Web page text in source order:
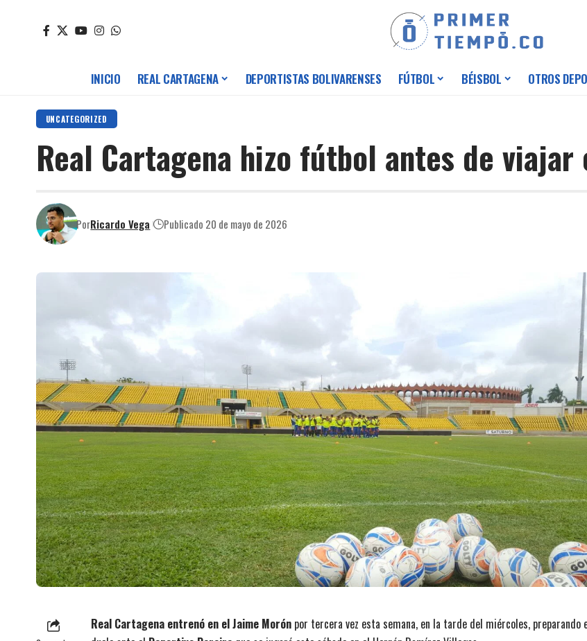
INICIO REAL CARTAGENA DEPORTISTAS BOLIVARENSES FÚTBOL BÉISBOL OTROS
UNCATEGORIZED
Real Cartagena hizo fútbol antes de
PorRicardo Vega Publicado 20 de mayo de 2026
Real Cartagena entrenó en el Jaime Morón por tercera vez esta semana, en la tarde del miércoles, preparando